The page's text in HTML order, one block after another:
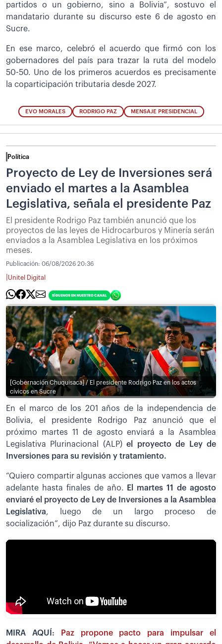
partidos o un gobierno, sino a Bolivia”, sostuvo el
mandatario durante su discurso este 6 de agosto en
Sucre.
En ese marco, celebró el acuerdo que firmó con los
gobernadores del país para trazar la ruta del modelo
50-50. Uno de los primeros acuerdos es precisamente
la coparticipación tributaria desde 2027.
EVO MORALES RODRIGO PAZ MENSAJE PRESIDENCIAL
Política
Proyecto de Ley de Inversiones será
enviado el martes a la Asamblea
Legislativa, señala el presidente Paz
El presidente Rodrigo Paz también anunció que los
proyectos de las leyes de Hidrocarburos y Minería serán
enviados a la Asamblea Legislativa en los próximos
meses.
Publicación: 06/08/2026 20:36
Unitel Digital
[Gobernación Chuquisaca] / El presidente Rodrigo Paz en los actos
cívicos en Sucre
En el marco de los 201 años de la independencia de
Bolivia, el presidente Rodrigo Paz anunció que el
próximo martes 11 de agosto enviará a la Asamblea
Legislativa Plurinacional (ALP)el proyecto de Ley de
Inversiones para su revisión y tratamiento.
“Quiero compartir algunas acciones que vamos a llevar
adelante hasta finales de año.
El martes 11 de agosto
enviaré el proyecto de Ley de Inversiones a la Asamblea
Legislativa, luego de un largo proceso de
socialización”, dijo Paz durante su discurso.
MIRA AQUÍ:
Paz propone pacto para impulsar el